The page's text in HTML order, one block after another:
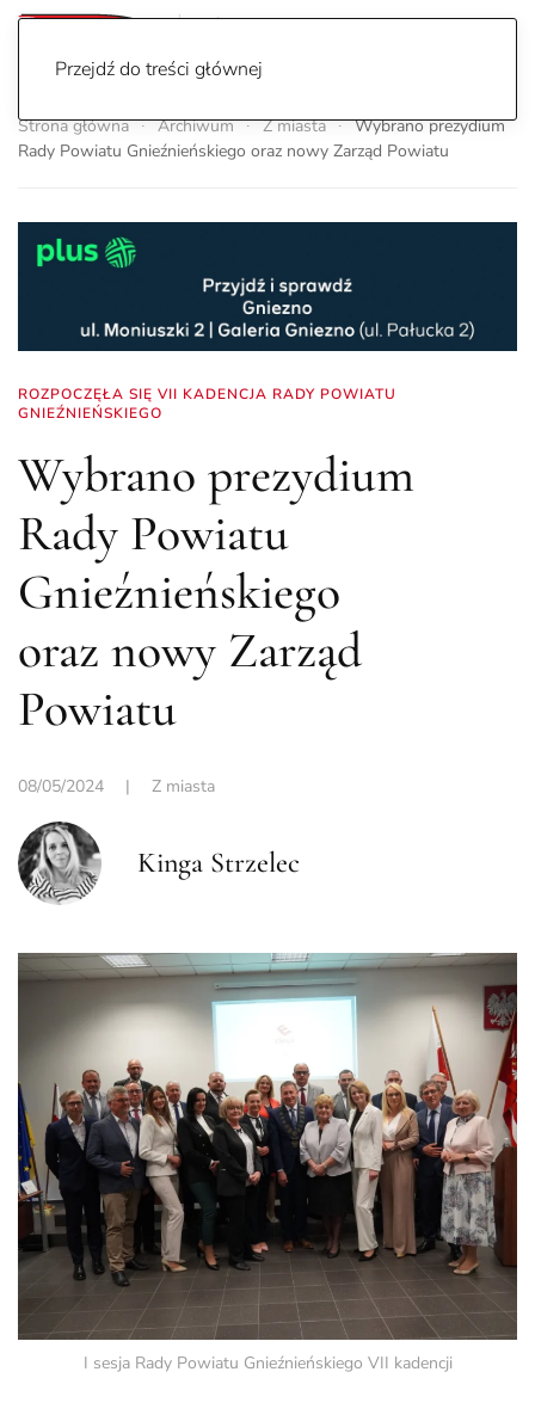
Przejdź do treści głównej
Strona główna Archiwum Z miasta
Wybrano prezydium
Rady Powiatu Gnieźnieńskiego oraz nowy Zarząd Powiatu
ROZPOCZĘŁA SIĘ VII KADENCJA RADY POWIATU
GNIEŹNIEŃSKIEGO
Wybrano prezydium
Rady Powiatu
Gnieźnieńskiego
oraz nowy Zarząd
Powiatu
08/05/2024 | Z miasta
Kinga Strzelec
I sesja Rady Powiatu Gnieźnieńskiego VII kadencji